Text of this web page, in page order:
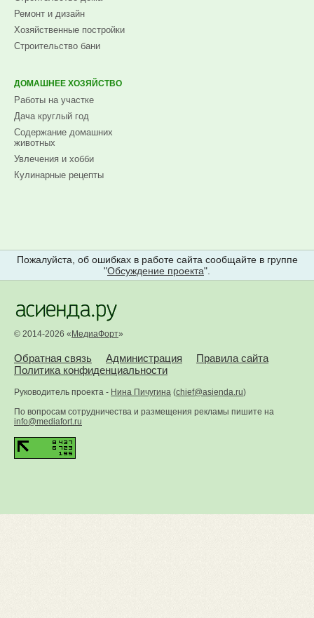
Ремонт и дизайн
Хозяйственные постройки
Строительство бани
ДОМАШНЕЕ ХОЗЯЙСТВО
Работы на участке
Дача круглый год
Содержание домашних
животных
Увлечения и хобби
Кулинарные рецепты
Пожалуйста, об ошибках в работе сайта сообщайте в группе
"Обсуждение проекта".
© 2014-2026 «МедиаФорт»
Обратная связь Администрация
Правила сайта
Политика конфиденциальности
Руководитель проекта - Нина Пичугина (chief@asienda.ru)
По вопросам сотрудничества и размещения рекламы пишите на
info@mediafort.ru